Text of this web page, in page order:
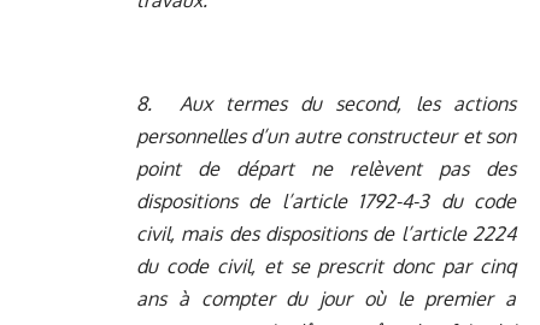
8. Aux termes du second, les actions
personnelles d’un autre constructeur et son
point de départ ne relèvent pas des
dispositions de l’article 1792-4-3 du code
civil, mais des dispositions de l’article 2224
du code civil, et se prescrit donc par cinq
ans à compter du jour où le premier a